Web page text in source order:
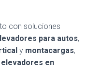
con soluciones
para autos,
y montacargas,
elevadores en